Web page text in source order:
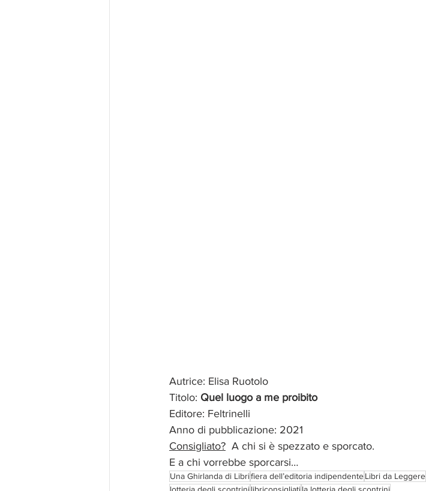
Autrice: Elisa Ruotolo
Titolo: Quel luogo a me proibito
Editore: Feltrinelli
Anno di pubblicazione: 2021
Consigliato?
  A chi si è spezzato e sporcato.
E a chi vorrebbe sporcarsi…
Una Ghirlanda di Librifiera dell’editoria indipendenteLibri da Leggere
lotteria degli scontrinilibriconsigliatila lotteria degli scontrini